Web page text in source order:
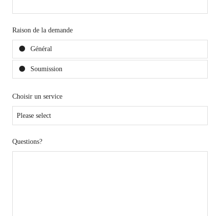
Raison de la demande
Général
Soumission
Choisir un service
Questions?